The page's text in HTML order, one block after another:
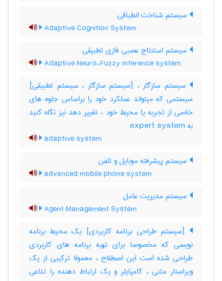
سیستم شناخت انطباقی
Adaptive Cognition System
سیستم استنتاج عصبی فازی تطبیقی
Adaptive Neuro-Fuzzy Inference system
سیستم سازگار ، [سیستم سازگار ، سیستم تطبیقی]
سیستمی که میتواند عملکرد خود را براساس جلوه های
خاصی از تجربه یا محیط خود ، تغییر دهد نیز نگاه کنید
به ‎ expert system
adaptive system
سیستم پیشرفته موبایل و تلفن
advanced mobile phone system
سیستم مدیریت عامل
Agent Management System
[سیستم طراحی برنامه کاربردی] یک محیط برنامه
نویسی که مخصوصا برای تهیه برنامه های کاربردی
طراحی شده است این اصطلاح ، معمولا ترکیبی از یک
ویراستار متنی ، کامپایلر و یک ارتباط دهنده را تداعی